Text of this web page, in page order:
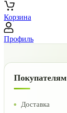
Корзина
Профиль
Покупателям
Доставка